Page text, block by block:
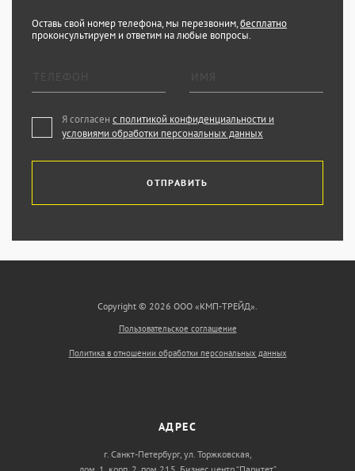
Оставь свой номер телефона, мы перезвоним,бесплатно
проконсультируем и ответим на любые вопросы.
Я согласен с политикой конфиденциальности и
условиями обработки персональных данных
ОТПРАВИТЬ
Copyright © 2026 ООО «КМП-ТРЕЙД».
Пользовательское соглашение
Политика в отношении обработки персональных данных
АДРЕС
г. Санкт-Петербург, ул. Торжковская,